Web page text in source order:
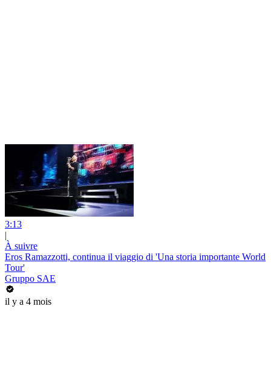
3:13
|
À suivre
Eros Ramazzotti, continua il viaggio di 'Una storia importante World
Tour'
Gruppo SAE
il y a 4 mois